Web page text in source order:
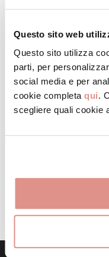
Questo sito web
Questo sito utilizza
parti, per
social media e per
cookie completa qui.
scegliere quali cookie
STEP 10
Adagiare le foglie di
STEP 11
Posizionate le
Aggiungere il
con vino Bianco. Il